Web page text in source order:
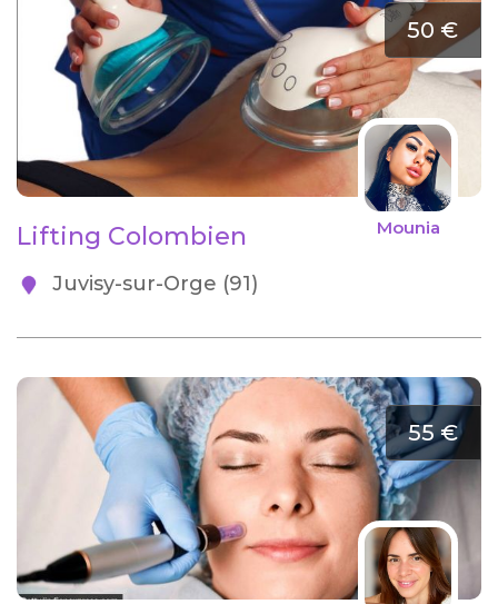
50 €
Mounia
Lifting Colombien
Juvisy-sur-Orge (91)
55 €